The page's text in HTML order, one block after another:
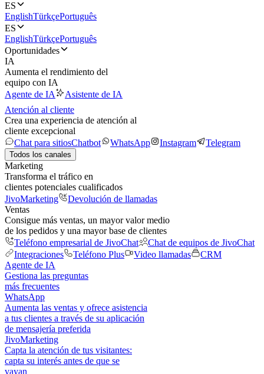
ES
EnglishTürkçePortuguês
ES
EnglishTürkçePortuguês
Oportunidades
IA
Aumenta el rendimiento del
equipo con IA
Agente de IA
Asistente de IA
Atención al cliente
Crea una experiencia de atención al
cliente excepcional
Chat para sitiosChatbot WhatsApp Instagram Telegram
Todos los canales
Marketing
Transforma el tráfico en
clientes potenciales cualificados
JivoMarketing
Devolución de llamadas
Ventas
Consigue más ventas, un mayor valor medio
de los pedidos y una mayor base de clientes
Teléfono empresarial de JivoChat
Chat de equipos de JivoChat
Integraciones
Teléfono Plus Video llamadas
CRM
Agente de IA
Gestiona las preguntas
más frecuentes
WhatsApp
Aumenta las ventas y ofrece asistencia
a tus clientes a través de su aplicación
de mensajería preferida
JivoMarketing
Capta la atención de tus visitantes:
capta su interés antes de que se
vayan